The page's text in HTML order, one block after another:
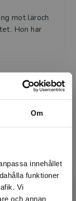
Om
innehållet
funktioner
Vi
och annan
mot läroch
Hon har